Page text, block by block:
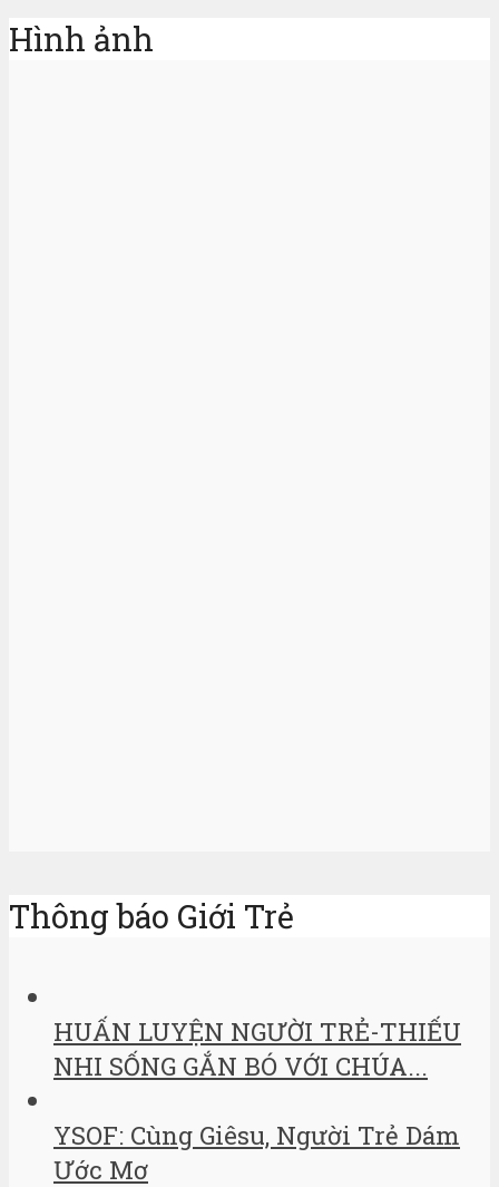
Hình ảnh
Thông báo Giới Trẻ
HUẤN LUYỆN NGƯỜI TRẺ-THIẾU
NHI SỐNG GẮN BÓ VỚI CHÚA...
YSOF: Cùng Giêsu, Người Trẻ Dám
Ước Mơ